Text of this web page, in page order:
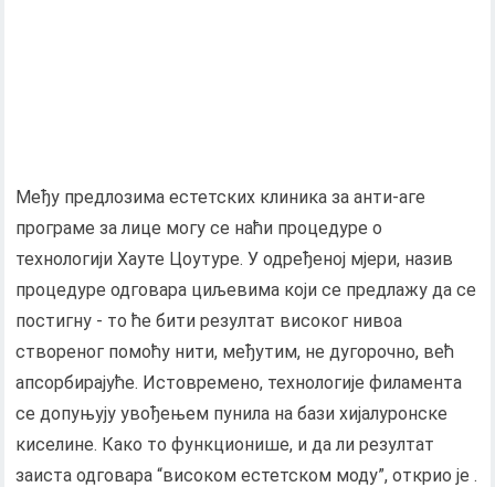
Међу предлозима естетских клиника за анти-аге
програме за лице могу се наћи процедуре о
технологији Хауте Цоутуре. У одређеној мјери, назив
процедуре одговара циљевима који се предлажу да се
постигну - то ће бити резултат високог нивоа
створеног помоћу нити, међутим, не дугорочно, већ
апсорбирајуће. Истовремено, технологије филамента
се допуњују увођењем пунила на бази хијалуронске
киселине. Како то функционише, и да ли резултат
заиста одговара “високом естетском моду”, открио је .